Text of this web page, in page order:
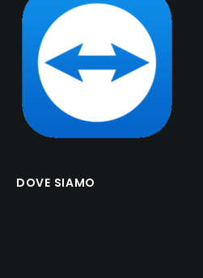
DOVE SIAMO